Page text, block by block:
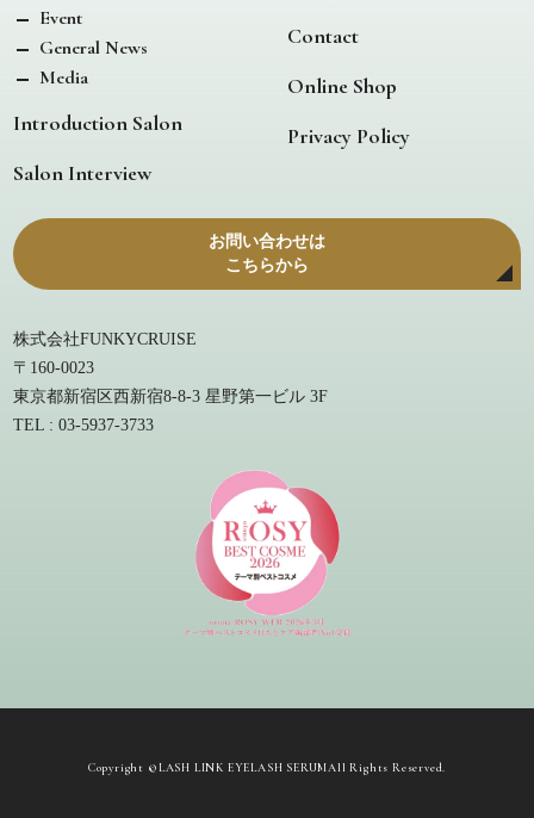
Event
General News
Media
Introduction Salon
Salon Interview
Contact
Online Shop
Privacy Policy
お問い合わせは
こちらから
株式会社FUNKYCRUISE
〒160-0023
東京都新宿区西新宿8-8-3 星野第一ビル 3F
TEL : 03-5937-3733
Copyright ©LASH LINK EYELASH SERUMAll Rights Reserved.